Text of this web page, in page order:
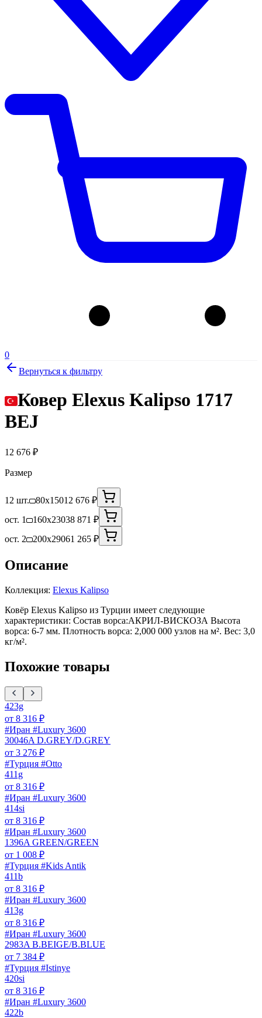
0
Вернуться к фильтру
Ковер Elexus Kalipso 1717
BEJ
12 676 ₽
Размер
12 шт. 80x15012 676 ₽
ост. 1
160x23038 871 ₽
ост. 2
200x29061 265 ₽
Описание
Коллекция: Elexus Kalipso
Ковёр Elexus Kalipso из Турции имеет следующие
характеристики: Состав ворса:АКРИЛ-ВИСКОЗА Высота
ворса: 6-7 мм. Плотность ворса: 2,000 000 узлов на м². Вес: 3,0
кг/м².
Похожие товары
423g
от 8 316 ₽
#Иран #Luxury 3600
30046A D.GREY/D.GREY
от 3 276 ₽
#Турция #Otto
411g
от 8 316 ₽
#Иран #Luxury 3600
414si
от 8 316 ₽
#Иран #Luxury 3600
1396A GREEN/GREEN
от 1 008 ₽
#Турция #Kids Antik
411b
от 8 316 ₽
#Иран #Luxury 3600
413g
от 8 316 ₽
#Иран #Luxury 3600
2983A B.BEIGE/B.BLUE
от 7 384 ₽
#Турция #Istinye
420si
от 8 316 ₽
#Иран #Luxury 3600
422b